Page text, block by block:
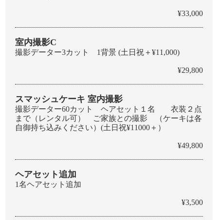
¥33,000
室内撮影C
撮影データー3カット 1背景 (土日祝＋¥11,000)
¥29,800
スマッシュケーキ 室内撮影
撮影データー60カット ヘアセット１名 衣装２点
まで（レンタル可） ご家族との撮影 （ケーキは各
自御持ち込みください）(土日祝¥11000＋）
¥49,800
ヘアセット追加
1名ヘアセット追加
¥3,500